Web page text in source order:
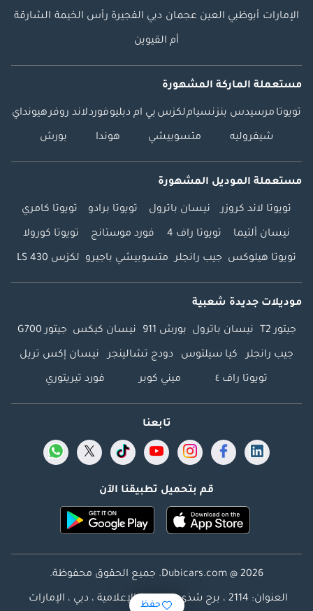
حفظ
الإمارات أبوظبي العين عجمان دبي الفجيرة رأس الخيمة الشارقة
أم القيوين
مستعملة الماركة المشهورة
تويوتا مرسيدس بنزنسياملكزس بي ام دبليوفوردلاند روفرهيونداي
شيفروليه متسوبيشي هوندا بورش
مستعملة الموديل المشهورة
تويوتا لاند كروزر نيسان باترول تويوتا برادو تويوتا كامري
نيسان ألتيما تويوتا راف 4 فورد موستانج تويوتا كورولا
تويوتا هيلوكس جيب رانجلر متسوبيشي باجيرو لكزس LS 430
موديلات جديدة شعبية
جيتور T2 نيسان باترول بورش 911 نيسان كيكس جيتور G700
جيب رانجلر كيا سيلتوس دودج تشالينجر نيسان إكس تريل
تويوتا راف ٤ ميني كوبر فورد تيريتوري
تابعنا
قم بتحميل تطبيقنا الآن
Dubicars.com @ 2026. جميع الحقوق محفوظة.
العنوان: 2114 ، برج شذى ، المدينة الإعلامية ، دبي ، الإمارات